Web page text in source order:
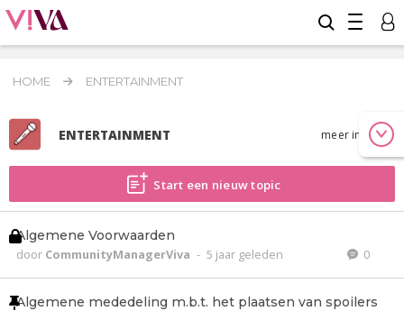
HOME ENTERTAINMENT
ENTERTAINMENT meer info
Start een nieuw topic
Algemene Voorwaarden
door CommunityManagerViva - 5 jaar geleden 0
Algemene mededeling m.b.t. het plaatsen van spoilers